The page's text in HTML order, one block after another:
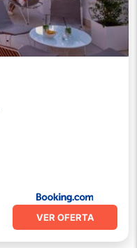
VER OFERTA